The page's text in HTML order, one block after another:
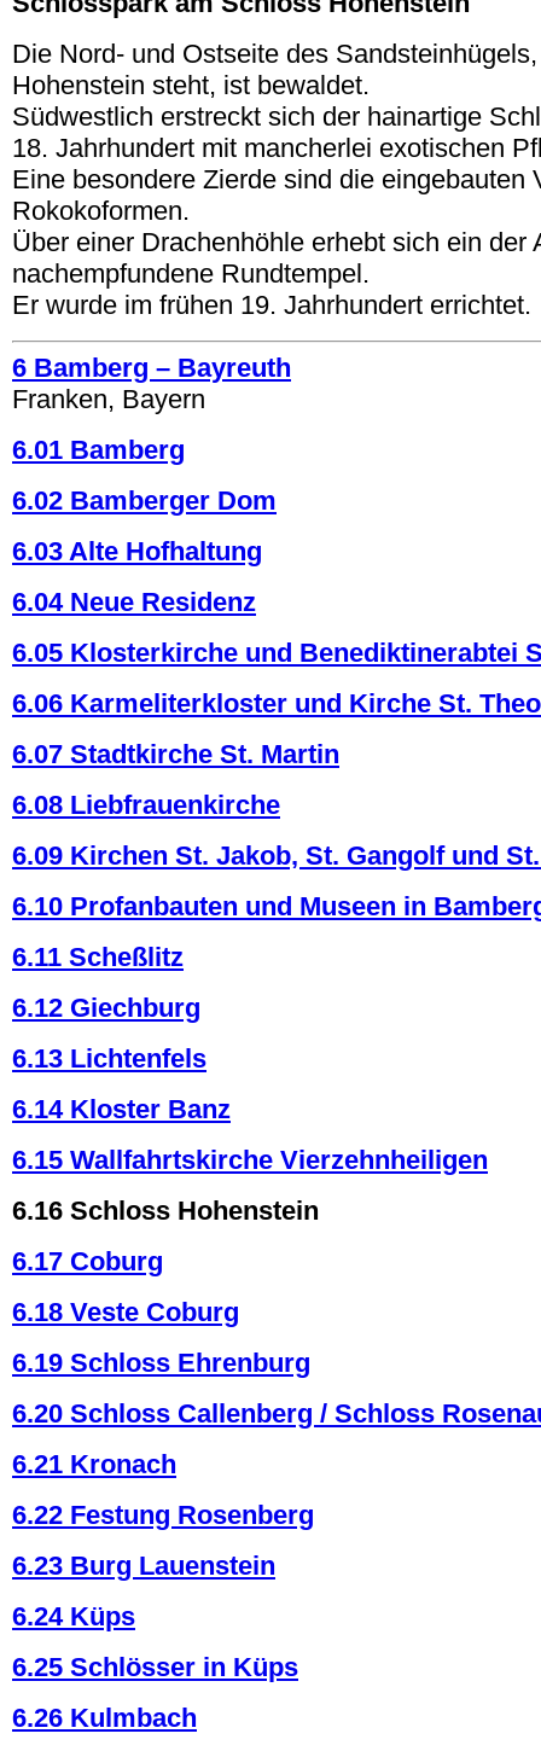
Die Nord- und Ostseite des
Hohenstein steht, ist bewaldet.
Südwestlich erstreckt sich der hainartige
18. Jahrhundert mit mancherlei exotischen
Eine besondere Zierde sind die eingebauten
Rokokoformen.
Über einer Drachenhöhle erhebt sich ein der
nachempfundene Rundtempel.
Er wurde im frühen 19. Jahrhundert errichtet.
6 Bamberg – Bayreuth
Franken, Bayern
6.01 Bamberg
6.02 Bamberger Dom
6.03 Alte Hofhaltung
6.04 Neue Residenz
6.05 Klosterkirche und Benediktinerabtei
6.06 Karmeliterkloster und Kirche St.
6.07 Stadtkirche St. Martin
6.08 Liebfrauenkirche
6.09 Kirchen St. Jakob, St. Gangolf und
6.10 Profanbauten und Museen in
6.11 Scheßlitz
6.12 Giechburg
6.13 Lichtenfels
6.14 Kloster Banz
6.15 Wallfahrtskirche Vierzehnheiligen
6.16 Schloss Hohenstein
6.17 Coburg
6.18 Veste Coburg
6.19 Schloss Ehrenburg
6.20 Schloss Callenberg / Schloss
6.21 Kronach
6.22 Festung Rosenberg
6.23 Burg Lauenstein
6.24 Küps
6.25 Schlösser in Küps
6.26 Kulmbach